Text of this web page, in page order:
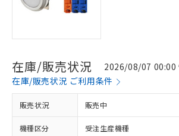
在庫/販売状況
2026/08/07 00:00
在庫/販売状況 ご利用条件
販売状況 販売中
機種区分 受注生産機種